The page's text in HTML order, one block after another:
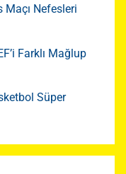
Maçı Nefesleri
Farklı Mağlup
Süper